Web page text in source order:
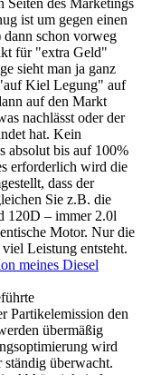
ist um gegen einen
schon vorweg
für "extra Geld"
sieht man ja ganz
Kiel Legung" auf
auf den Markt
nachlässt oder der
hat. Kein
absolut bis auf 100%
erforderlich wird die
dass der
Sie z.B. die
120D – immer 2.0l
Motor. Nur die
Leistung entsteht.
meines Diesel
Partikelemission den
übermäßig
wird
ständig überwacht.